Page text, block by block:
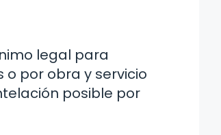
legal para
por obra y servicio
posible por